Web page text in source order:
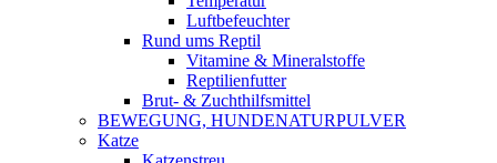
Luftbefeuchter
Rund ums Reptil
Vitamine & Mineralstoffe
Reptilienfutter
Brut- & Zuchthilfsmittel
BEWEGUNG, HUNDENATURPULVER
Katze